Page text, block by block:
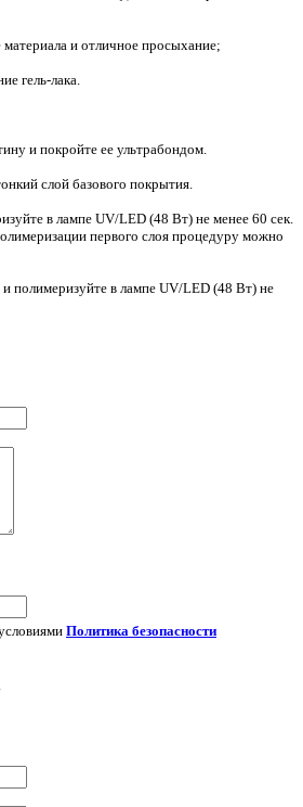
и отличное просыхание;
гель-лака.
и покройте ее ультрабондом.
слой базового покрытия.
в лампе UV/LED (48 Вт) не менее 60 сек.
первого слоя процедуру можно
полимеризуйте в лампе UV/LED (48 Вт) не
Политика безопасности